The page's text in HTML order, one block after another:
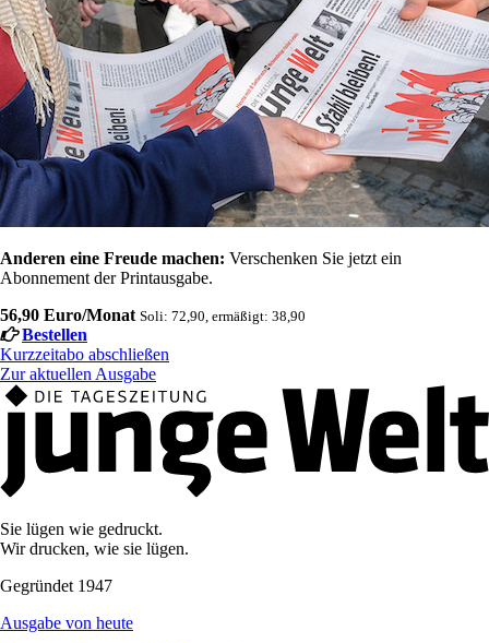
Anderen eine Freude machen: Verschenken Sie jetzt ein
Abonnement der Printausgabe.
56,90 Euro/Monat Soli: 72,90, ermäßigt: 38,90
Bestellen
Kurzzeitabo abschließen
Zur aktuellen Ausgabe
Sie lügen wie gedruckt.
Wir drucken, wie sie lügen.
Gegründet 1947
Ausgabe von heute